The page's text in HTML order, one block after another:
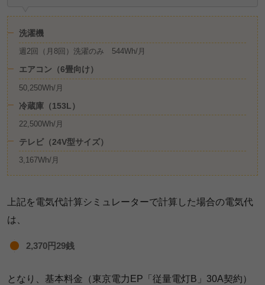
洗濯機
週2回（月8回）洗濯のみ 544Wh/月
エアコン（6畳向け）
50,250Wh/月
冷蔵庫（153L）
22,500Wh/月
テレビ（24V型サイズ）
3,167Wh/月
上記を電気代計算シミュレーターで計算した場合の電気代
は、
2,370円29銭
となり、基本料金（東京電力EP「従量電灯B」30A契約）